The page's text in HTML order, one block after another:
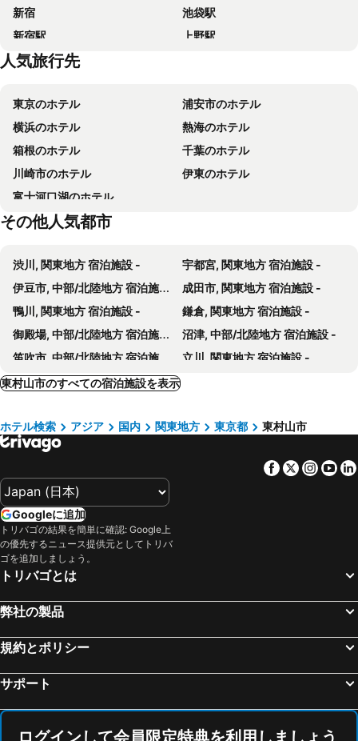
東横イン府中南武線南多摩駅前
調布アーバンホテル
川越プリンスホテル
和光市東武ホテル
マロウド イン 八王子
マロウド イン 東京
東横INN福生駅前東口
所沢パークホテル
ＪＲ東日本ホテルメッツ 高円寺
ホテルメッツ立川
JR東日本ホテルメッツ 武蔵境
東横イン埼京線北戸田駅東口
Ｈａｔａｇｏ ＣＯＥＤＯＹＡ ～旅籠 小江戸や～
ビジネスホテルほまれ
三鷹シティホテル
ビジネスホテル マーキュリー
ホテル セントピア
久米川ウィングホテル
The Bed&spa
Business Issa Annex
ビジネスホテル一茶別館
Toyoko Inn Tokorozawa-eki Nishi-guchi
Baden Garden
レステイ所沢 - 大人限定
IN THE LIBRARY hotel and books TOKOROZAWA
ホテルイエロー所沢
ホテルリブマックス北府中
ホテルプレジール立川
ホテル シヴィックインサヤマ
HOTEL D 川越 -Adult Only-
Ohayo Hotel·kaike・kami-itabash
ホテル シェレナ - 大人限定
東横INN埼玉戸田公園駅西口
立川アーバンホテル
新宿
池袋駅
新宿駅
上野駅
横浜駅
みなとみらい駅
浅草駅
東京ビッグサイト
蒲田駅
東京ドームシティ
お台場
国分寺
江戸東京たてもの園
小金井公園
野川公園
ジブリ美術館
Takebashi Metro Station
泉ガーデンギャラリー
Myōden Metro Station
Naka-Meguro Metro Station
Nijubashi-Mae Metro Station
中区
スパイラルホール
若松河田駅
Minami-Sunamachi Metro Station
人気旅行先
東京のホテル
浦安市のホテル
横浜のホテル
熱海のホテル
箱根のホテル
千葉のホテル
川崎市のホテル
伊東のホテル
富士河口湖のホテル
その他人気都市
渋川, 関東地方 宿泊施設 -
宇都宮, 関東地方 宿泊施設 -
伊豆市, 中部/北陸地方 宿泊施設 -
成田市, 関東地方 宿泊施設 -
鴨川, 関東地方 宿泊施設 -
鎌倉, 関東地方 宿泊施設 -
御殿場, 中部/北陸地方 宿泊施設 -
沼津, 中部/北陸地方 宿泊施設 -
笛吹市, 中部/北陸地方 宿泊施設 -
立川, 関東地方 宿泊施設 -
南房総市, 関東地方 宿泊施設 -
八王子, 関東地方 宿泊施設 -
相模原, 関東地方 宿泊施設 -
木更津, 関東地方 宿泊施設 -
市川市, 関東地方 宿泊施設 -
仙台, 東北地方 宿泊施設 -
松島, 東北地方 宿泊施設 -
蔵王, 東北地方 宿泊施設 -
一関, 東北地方 宿泊施設 -
大阪, 近畿地方 宿泊施設 -
札幌, 北海道 宿泊施設 -
浦安市, 関東地方 宿泊施設 -
名古屋, 中部/北陸地方 宿泊施設 -
東村山市のすべての宿泊施設を表示
ホテル検索 アジア 国内 関東地方 東京都 東村山市
Facebook
Twitter
Googleに追加
トリバゴの結果を簡単に確認: Google上
の優先するニュース提供元としてトリバ
ゴを追加しましょう。
トリバゴとは
弊社の製品
規約とポリシー
サポート
ログインして会員限定特典を利用しましょう